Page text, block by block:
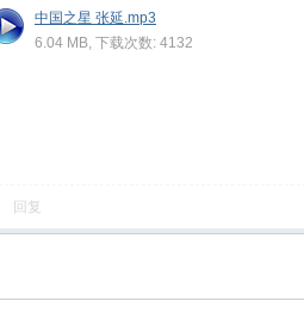
中国之星 张延.mp3
6.04 MB, 下载次数: 4132
回复